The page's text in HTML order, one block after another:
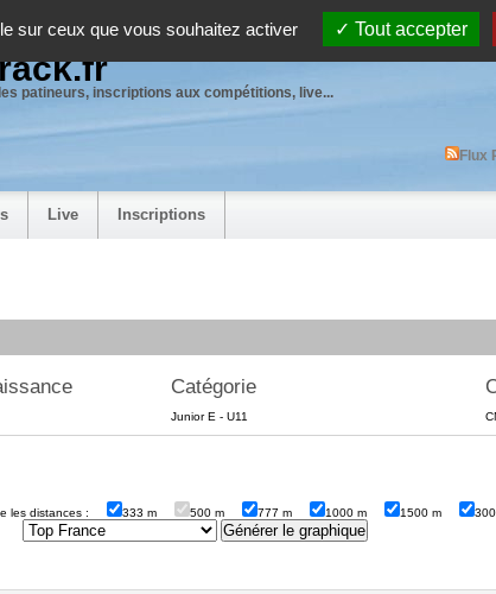
sur ceux que vous souhaitez activer Tout accepter
patineurs, inscriptions aux compétitions, live...
Flux
Live Inscriptions
Catégorie
Junior E - U11
les distances : 333 m 500 m 777 m 1000 m 1500 m